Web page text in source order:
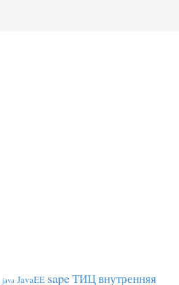
java JavaEE sapeТИЦвнутренняя